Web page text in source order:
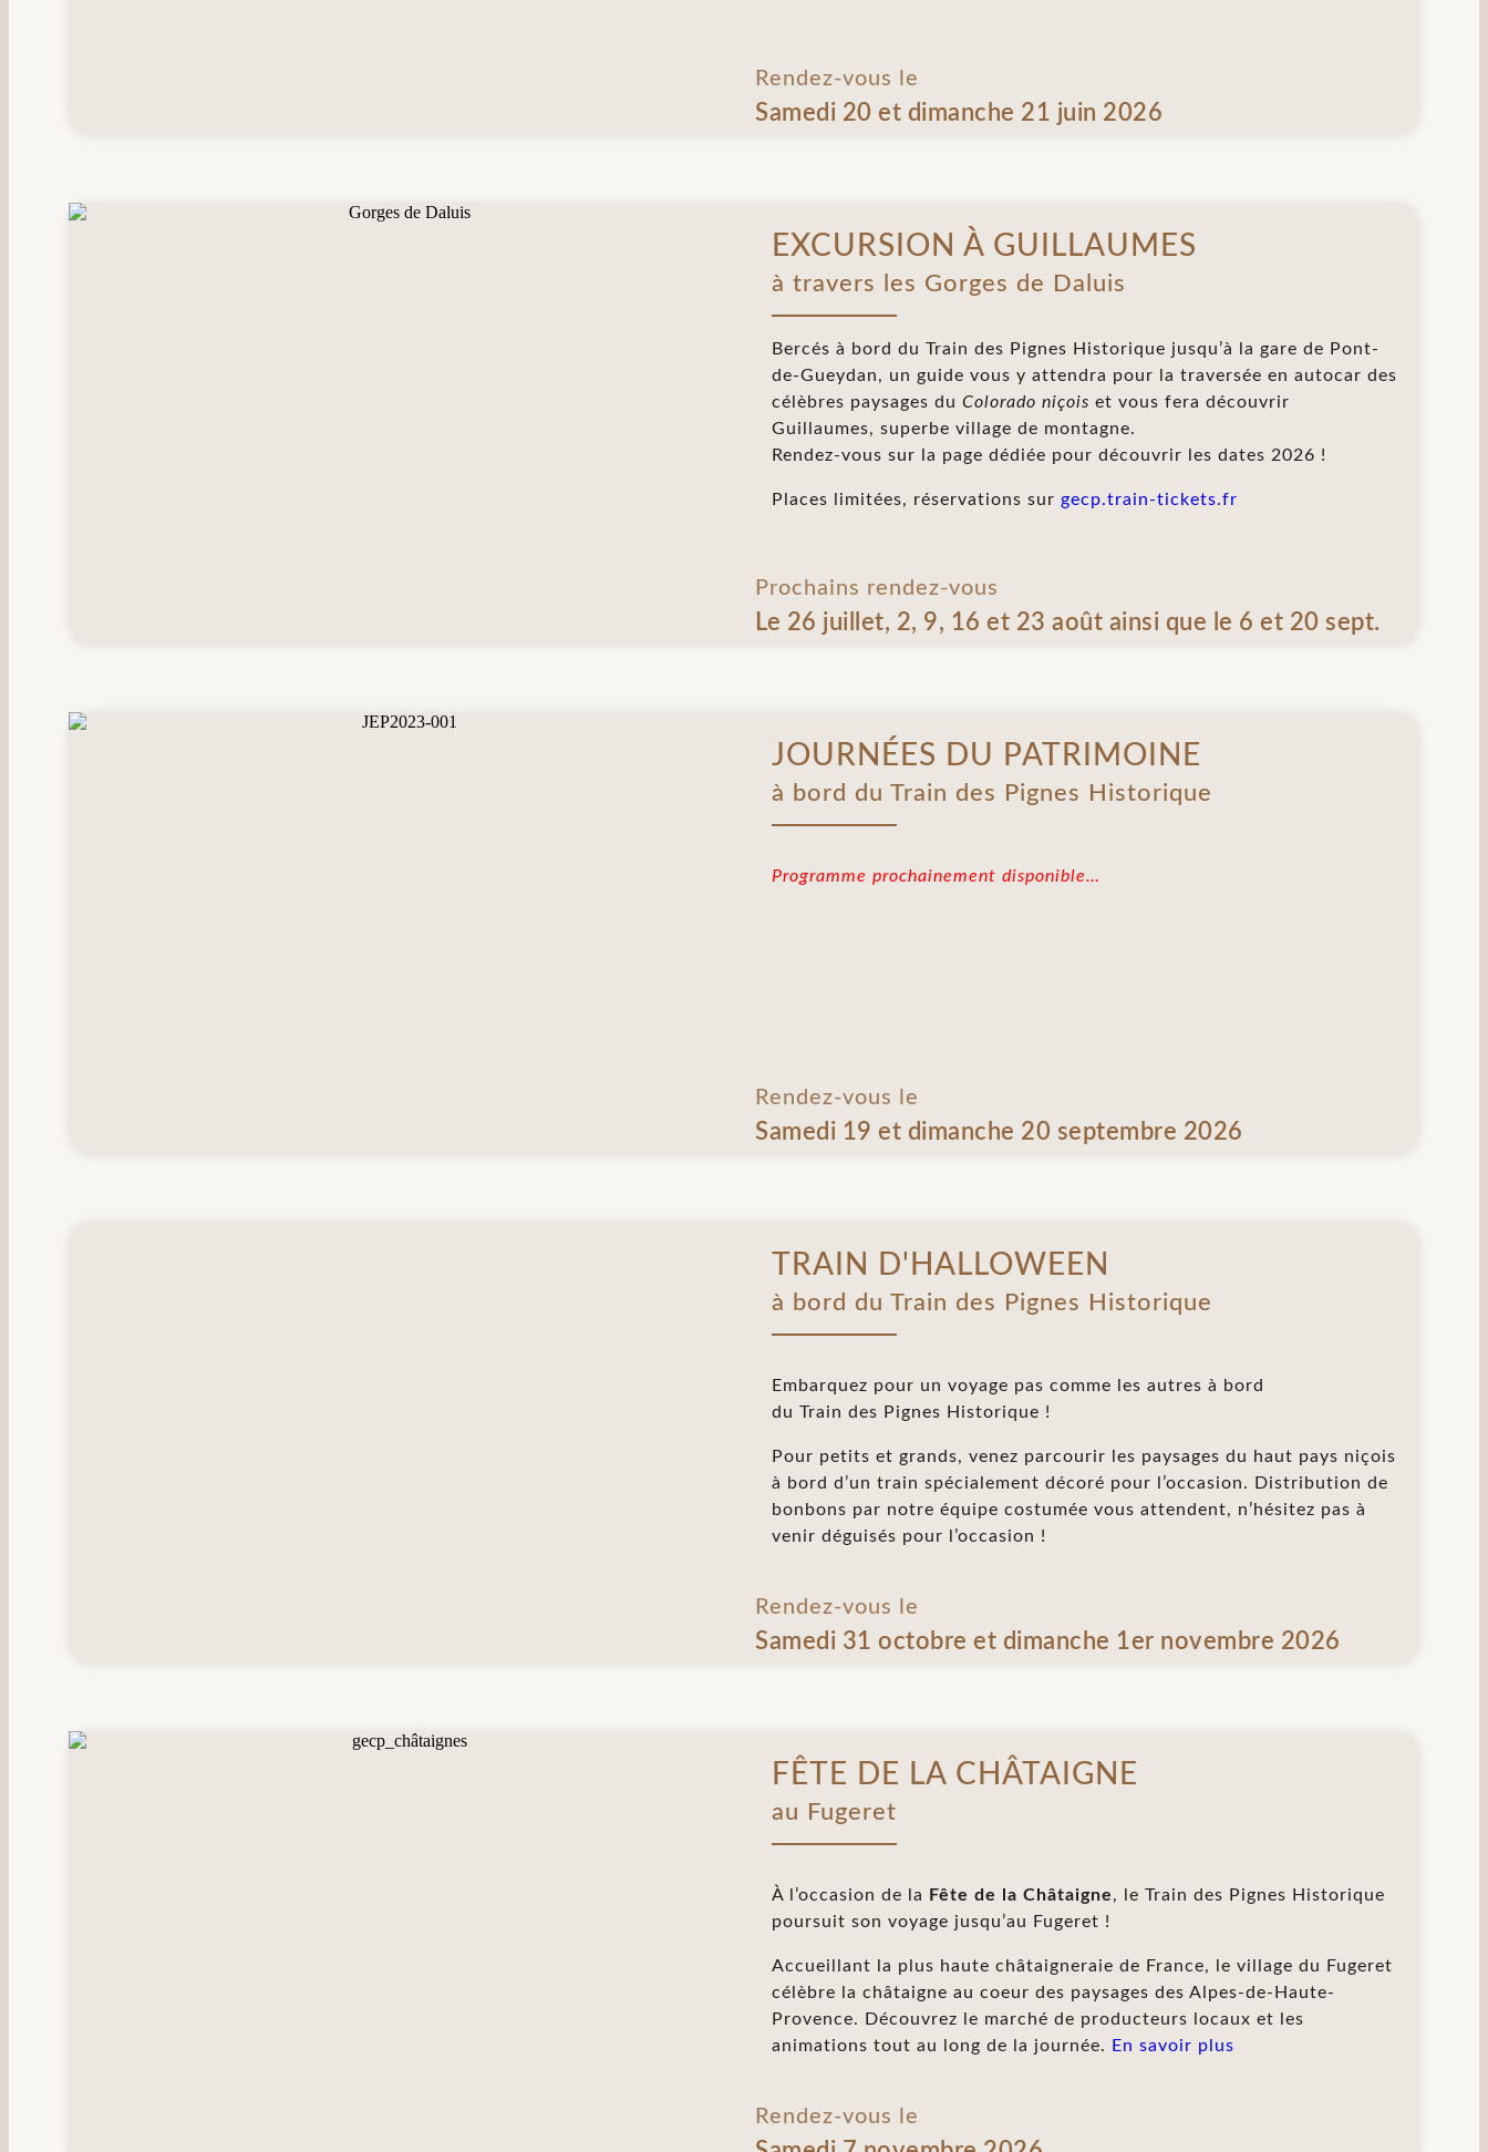
Rendez-vous le
Samedi 20 et dimanche 21 juin 2026
EXCURSION À GUILLAUMES
à travers les Gorges de Daluis
Bercés à bord du Train des Pignes Historique jusqu’à la gare de Pont-
de-Gueydan, un guide vous y attendra pour la traversée en autocar des
célèbres paysages du Colorado niçois et vous fera découvrir
Guillaumes, superbe village de montagne.
Rendez-vous sur la page dédiée pour découvrir les dates 2026 !
Places limitées, réservations sur gecp.train-tickets.fr
Prochains rendez-vous
Le 26 juillet, 2, 9, 16 et 23 août ainsi que le 6 et 20 sept.
JOURNÉES DU PATRIMOINE
à bord du Train des Pignes Historique
Programme prochainement disponible…
Rendez-vous le
Samedi 19 et dimanche 20 septembre 2026
TRAIN D'HALLOWEEN
à bord du Train des Pignes Historique
Embarquez pour un voyage pas comme les autres à bord
du Train des Pignes Historique !
Pour petits et grands, venez parcourir les paysages du haut pays niçois
à bord d’un train spécialement décoré pour l’occasion. Distribution de
bonbons par notre équipe costumée vous attendent, n’hésitez pas à
venir déguisés pour l’occasion !
Rendez-vous le
Samedi 31 octobre et dimanche 1er novembre 2026
FÊTE DE LA CHÂTAIGNE
au Fugeret
À l’occasion de la Fête de la Châtaigne, le Train des Pignes Historique
poursuit son voyage jusqu’au Fugeret !
Accueillant la plus haute châtaigneraie de France, le village du Fugeret
célèbre la châtaigne au coeur des paysages des Alpes-de-Haute-
Provence. Découvrez le marché de producteurs locaux et les
animations tout au long de la journée.
En savoir plus
Rendez-vous le